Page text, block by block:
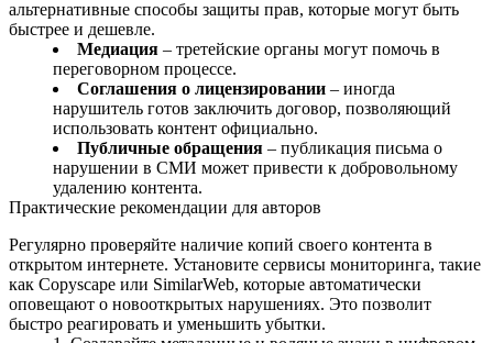
альтернативные способы защиты прав, которые могут быть
быстрее и дешевле.
Медиация – третейские органы могут помочь в
переговорном процессе.
Соглашения о лицензировании – иногда
нарушитель готов заключить договор, позволяющий
использовать контент официально.
Публичные обращения – публикация письма о
нарушении в СМИ может привести к добровольному
удалению контента.
Практические рекомендации для авторов
Регулярно проверяйте наличие копий своего контента в
открытом интернете. Установите сервисы мониторинга, такие
как Copyscape или SimilarWeb, которые автоматически
оповещают о новооткрытых нарушениях. Это позволит
быстро реагировать и уменьшить убытки.